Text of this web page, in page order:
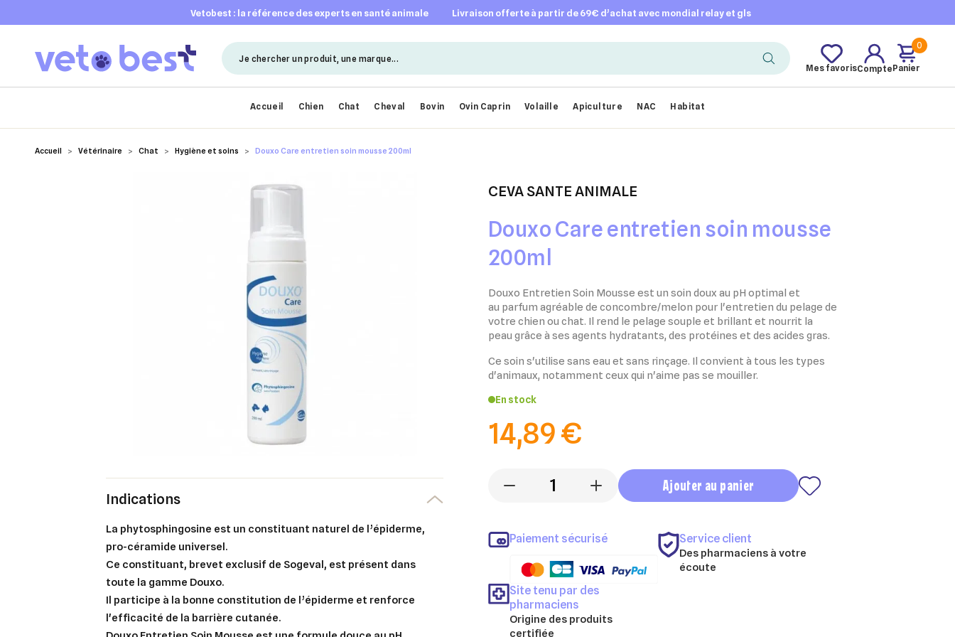
vetobest : la référence des experts en santé animale livraison offerte à partir de 69€ d’achat avec mondial relay et gls
Mes favorisCompte
0
Panier
Accueil Chien Chat Cheval Bovin Ovin Caprin Volaille Apiculture NAC Habitat
Accueil Vétérinaire Chat Hygiène et soins Douxo Care entretien soin mousse 200ml
CEVA SANTE ANIMALE
Douxo Care entretien soin mousse
200ml
Douxo Entretien Soin Mousse est un soin doux au pH optimal et
au parfum agréable de concombre/melon pour l'entretien du pelage de
votre chien ou chat. Il rend le pelage souple et brillant et nourrit la
peau grâce à ses agents hydratants, des protéines et des acides gras.
Ce soin s'utilise sans eau et sans rinçage. Il convient à tous les types
d'animaux, notamment ceux qui n'aime pas se mouiller.
En stock
14,89 €
- + Ajouter au panier
Paiement sécurisé Service client
Des pharmaciens à votre
écoute
Site tenu par des
pharmaciens
Origine des produits
certifiée
Indications
La phytosphingosine est un constituant naturel de l’épiderme,
pro-céramide universel.
Ce constituant, brevet exclusif de Sogeval, est présent dans
toute la gamme Douxo.
Il participe à la bonne constitution de l’épiderme et renforce
l'efficacité de la barrière cutanée.